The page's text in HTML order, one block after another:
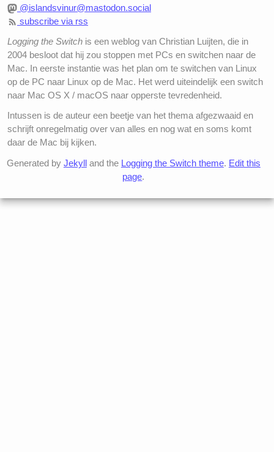
@islandsvinur@mastodon.social
subscribe via rss
Logging the Switch is een weblog van Christian Luijten, die in
2004 besloot dat hij zou stoppen met PCs en switchen naar de
Mac. In eerste instantie was het plan om te switchen van Linux
op de PC naar Linux op de Mac. Het werd uiteindelijk een switch
naar Mac OS X / macOS naar opperste tevredenheid.
Intussen is de auteur een beetje van het thema afgezwaaid en
schrijft onregelmatig over van alles en nog wat en soms komt
daar de Mac bij kijken.
Generated by Jekylland the Logging the Switch theme. Edit this
page.